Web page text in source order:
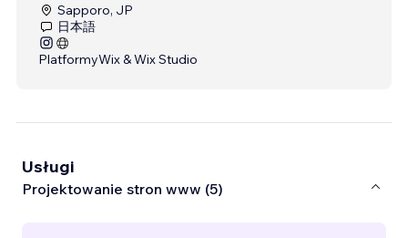
Sapporo, JP
日本語
PlatformyWix & Wix Studio
Usługi
Projektowanie stron www (5)